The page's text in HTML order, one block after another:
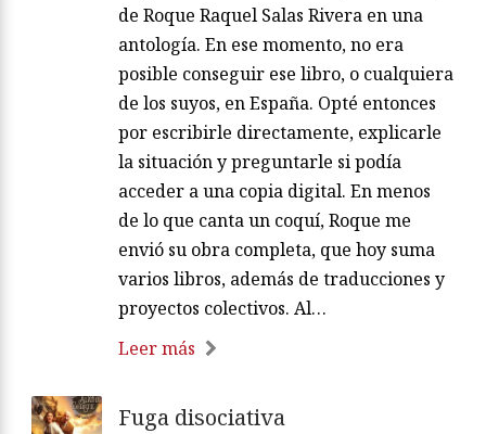
de Roque Raquel Salas Rivera en una
antología. En ese momento, no era
posible conseguir ese libro, o cualquiera
de los suyos, en España. Opté entonces
por escribirle directamente, explicarle
la situación y preguntarle si podía
acceder a una copia digital. En menos
de lo que canta un coquí, Roque me
envió su obra completa, que hoy suma
varios libros, además de traducciones y
proyectos colectivos. Al…
Leer más
Fuga disociativa